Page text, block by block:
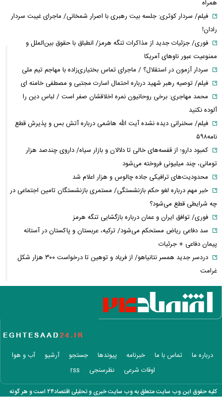
همراه
فیلم/ سردار کوثری: جلسه بیت رهبری با اصرار شمخانی/ ماجرای غیبت سردار
رادان!
فوری/ جزئیات جدید از مذاکرات تنگه هرمز/ انطباق با حقوق بین‌الملل و
ممنوعیت عبور ناوهای آمریکا
سردار آزمون در استقلال؟ / ماجرای تماس بختیاری‌زاده با مهاجم تیم ملی
فیلم/ توصیه رهبر شهید درباره احتمال اسارت مجتبی و مصطفی خامنه ای
محمد مهاجری: برخی روحانیون نمره اخلاقشان صفر است / لباس دین را
آلوده نکنید
فیلم/ سخنرانی دیده نشده آیت الله هاشمی درباره آتش بس و پذیرش قطع
نامه۵۹۸
کمبود دارو؛ از قفسه‌های خالی تا دلالان و بازار سیاه/ داروی چندصد هزار
تومانی، چند میلیونی فروخته می‌شود
محدودیت‌های ترافیکی جاده چالوس و هزار اعلام شد
خبر مهم درباره لغو حکم بازنشستگی/ مستمری بازنشستگان تامین اجتماعی در
چه شرایطی قطع می‌شود؟
فوری/ توافق ایران و عمان درباره بازگشایی تنگه هرمز
سد دفاعی ریاض مستحکم می‌شود/ ترکیه، عربستان و پاکستان در آستانه
پیمان دفاعی + جرئیات
دردسر جدید همسر نتانیاهو/ از فریاد و توهین تا درخواست ۳۰۰ هزار شکل
غرامت
ترامپ:ذخایر تقریبا نامحدود داریم، اما برخی مهمات کم شده! / ونس یا روبیو
کدام گزینه محبوب ترامپ است؟
حزب قوات اللبنانیه؛ از همکاری با اسرائیل تا مخالفت با ایران / پرونده پیچیده
روایتی از ساختار تجارت غذایی / ایران با وجود خطر جنگ، چگونه امنیت
غذایی خود را تأمین می‌کند؟
عجیب‌ترین داده‌های تورمی تاریخ ایران برای دهک دوم ثبت شد/ افزایش
افزایش اندک در قیمت اونس جهانی/ پیشروی طلا چقدر شد؟
درباره ما تماس با ما خبرنامه پیوندها جستجو آرشیو
آب و هوا
اوقات شرعی
نظرسنجی rss
کلیه حقوق این وب سایت متعلق به وب سایت خبری و تحلیلی اقتصاد۲۴ است و هر گونه